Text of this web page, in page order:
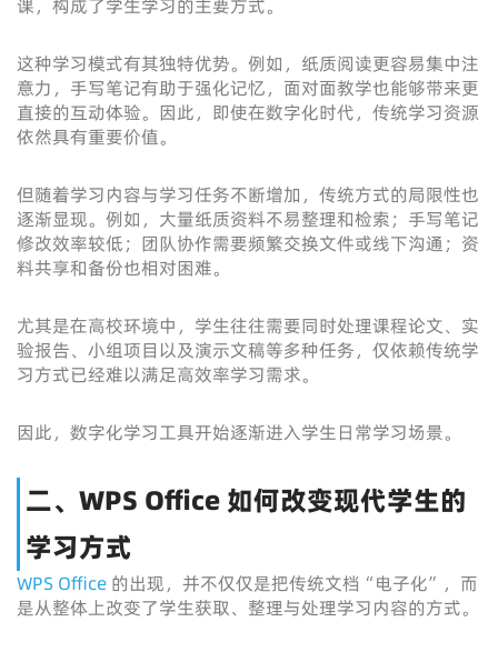
课，构成了学生学习的主要方式。
这种学习模式有其独特优势。例如，纸质阅读更容易集中注
意力，手写笔记有助于强化记忆，面对面教学也能够带来更
直接的互动体验。因此，即使在数字化时代，传统学习资源
依然具有重要价值。
但随着学习内容与学习任务不断增加，传统方式的局限性也
逐渐显现。例如，大量纸质资料不易整理和检索；手写笔记
修改效率较低；团队协作需要频繁交换文件或线下沟通；资
料共享和备份也相对困难。
尤其是在高校环境中，学生往往需要同时处理课程论文、实
验报告、小组项目以及演示文稿等多种任务，仅依赖传统学
习方式已经难以满足高效率学习需求。
因此，数字化学习工具开始逐渐进入学生日常学习场景。
二、WPS Office 如何改变现代学生的
学习方式
WPS Office 的出现，并不仅仅是把传统文档“电子化”，而
是从整体上改变了学生获取、整理与处理学习内容的方式。